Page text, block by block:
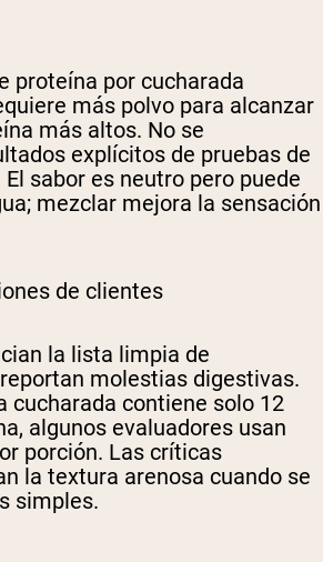
proteína por cucharada
más polvo para alcanzar
más altos. No se
explícitos de pruebas de
sabor es neutro pero puede
mezclar mejora la sensación
de clientes
la lista limpia de
molestias digestivas.
cucharada contiene solo 12
algunos evaluadores usan
porción. Las críticas
la textura arenosa cuando se
simples.